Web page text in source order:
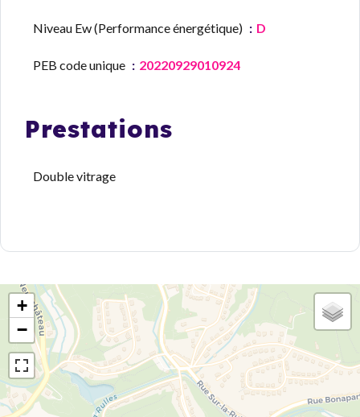
Niveau Ew (Performance énergétique) D
PEB code unique 20220929010924
Prestations
Double vitrage
+
−